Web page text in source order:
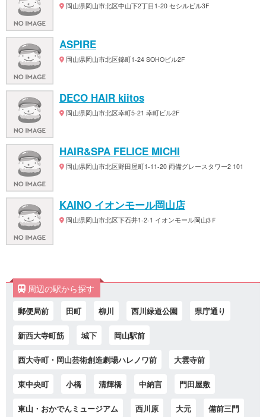
岡山県岡山市北区中山下2丁目1-20 セシルビル3F
ASPIRE
岡山県岡山市北区錦町1-24 SOHOビル2F
DECO HAIR kiitos
岡山県岡山市北区幸町5-21 幸町ビル2F
HAIR&SPA FELICE MICHI
岡山県岡山市北区野田屋町1-11-20 両備グレースタワー2 101
KAINO イオンモール岡山店
岡山県岡山市北区下石井1-2-1 イオンモール岡山3Ｆ
周辺の駅から探す
郵便局前 田町 柳川 西川緑道公園 県庁通り
新西大寺町筋 城下 岡山駅前
西大寺町・岡山芸術創造劇場ハレノワ前 大雲寺前
東中央町 小橋 清輝橋 中納言 門田屋敷
東山・おかでんミュージアム 西川原 大元 備前三門